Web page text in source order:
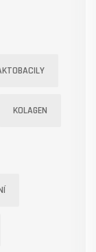
KOLAGEN